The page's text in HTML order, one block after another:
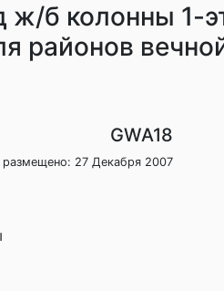
ж/б колонны 1-
районов
GWA18
размещено: 27 Декабря 2007